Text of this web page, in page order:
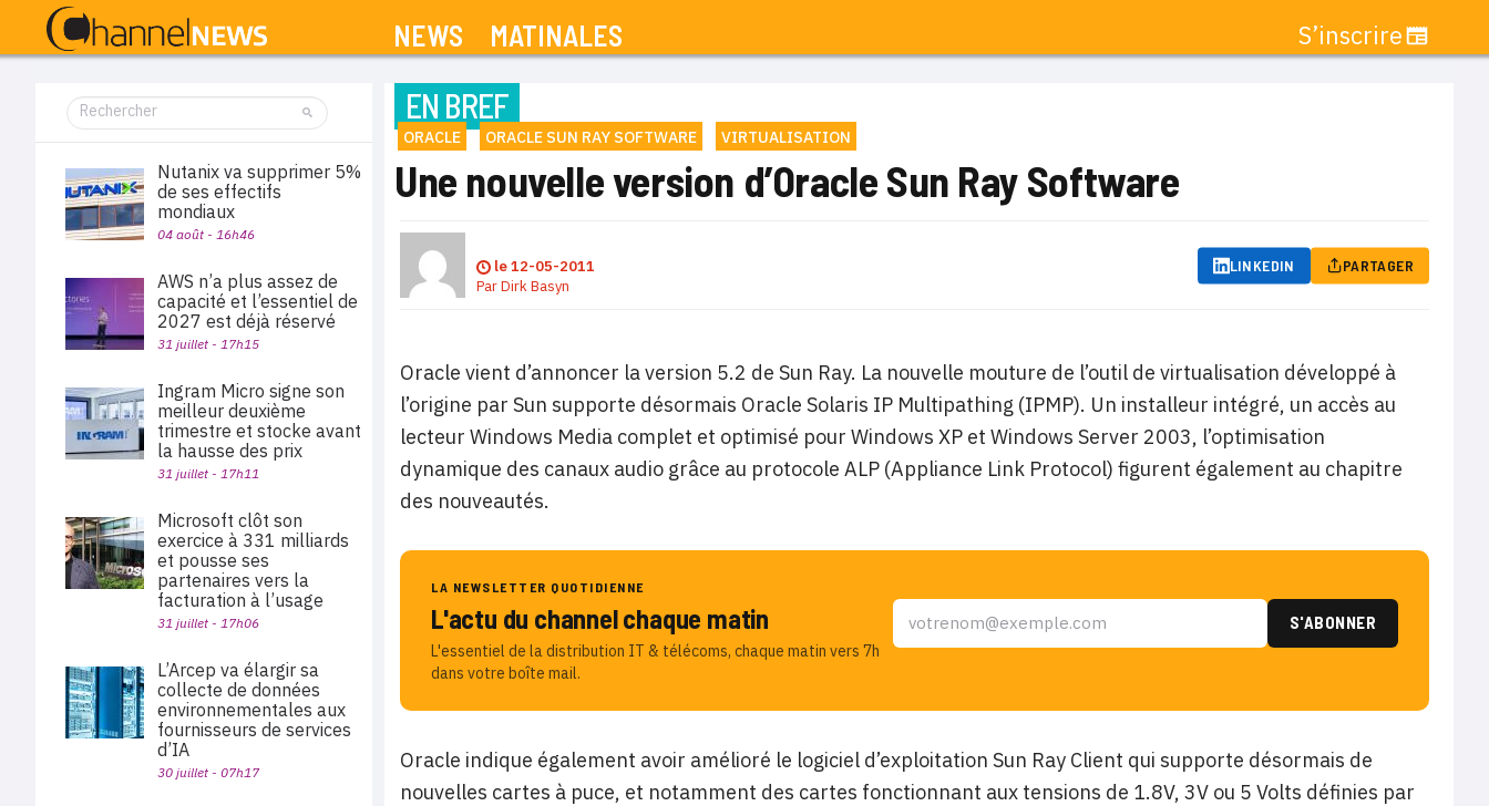
NEWS MATINALES S’inscrire
EN BREF
ORACLE ORACLE SUN RAY SOFTWARE VIRTUALISATION
Une nouvelle version d’Oracle Sun Ray Software
le12-05-2011
ParDirk Basyn
LINKEDIN PARTAGER
Oracle vient d’annoncer la version 5.2 de Sun Ray. La nouvelle mouture de l’outil de virtualisation développé à
l’origine par Sun supporte désormais Oracle Solaris IP Multipathing (IPMP). Un installeur intégré, un accès au
lecteur Windows Media complet et optimisé pour Windows XP et Windows Server 2003, l’optimisation
dynamique des canaux audio grâce au protocole ALP (Appliance Link Protocol) figurent également au chapitre
des nouveautés.
LA NEWSLETTER QUOTIDIENNE
L'actu du channel chaque matin
L'essentiel de la distribution IT & télécoms, chaque matin vers 7h
dans votre boîte mail.
Oracle indique également avoir amélioré le logiciel d’exploitation Sun Ray Client qui supporte désormais de
nouvelles cartes à puce, et notamment des cartes fonctionnant aux tensions de 1.8V, 3V ou 5 Volts définies par
Nutanix va supprimer 5%
de ses effectifs
mondiaux
04 août - 16h46
AWS n’a plus assez de
capacité et l’essentiel de
2027 est déjà réservé
31 juillet - 17h15
Ingram Micro signe son
meilleur deuxième
trimestre et stocke avant
la hausse des prix
31 juillet - 17h11
Microsoft clôt son
exercice à 331 milliards
et pousse ses
partenaires vers la
facturation à l’usage
31 juillet - 17h06
L’Arcep va élargir sa
collecte de données
environnementales aux
fournisseurs de services
d’IA
30 juillet - 07h17